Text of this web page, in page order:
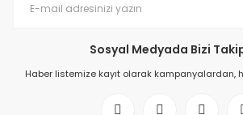
Sosyal Medyada Bizi
Haber listemize kayıt olarak kampanyalardan,